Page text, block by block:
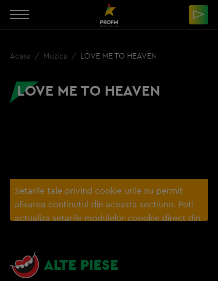
Acasa Muzica LOVE ME TO HEAVEN
LOVE ME TO HEAVEN
Setarile tale privind cookie-urile nu permit
afisarea continutul din aceasta sectiune. Poti
actualiza setarile modulelor coookie direct din
ALTE PIESE